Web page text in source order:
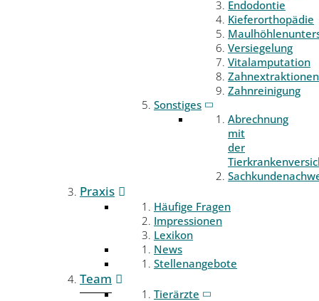
Endodontie
Kieferorthopädie
Versiegelung
Vitalamputation
Zahnextraktionen
Zahnreinigung
Sonstiges
Abrechnung
mit
der
Praxis
Häufige Fragen
Impressionen
Lexikon
News
Stellenangebote
Team
Tierärzte